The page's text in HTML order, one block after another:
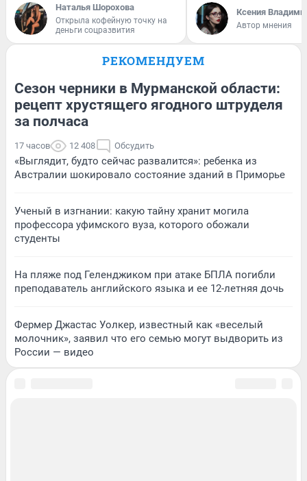
Наталья Шорохова
Открыла кофейную точку на
деньги соцразвития
Ксения
Автор мнения
РЕКОМЕНДУЕМ
Сезон черники в Мурманской области:
рецепт хрустящего ягодного штруделя
за полчаса
17 часов 12 408 Обсудить
«Выглядит, будто сейчас развалится»: ребенка из
Австралии шокировало состояние зданий в Приморье
Ученый в изгнании: какую тайну хранит могила
профессора уфимского вуза, которого обожали
студенты
На пляже под Геленджиком при атаке БПЛА погибли
преподаватель английского языка и ее 12-летняя дочь
Фермер Джастас Уолкер, известный как «веселый
молочник», заявил что его семью могут выдворить из
России — видео